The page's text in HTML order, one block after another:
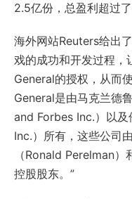
2.5亿份，总盈利超过了
海外网站Reuters给出
戏的成功和开发过程，
General的授权，从而
General是由马克兰德
and Forbes Inc.）以
Inc.）所有，这些公司
（Ronald Perelman
控股股东。”